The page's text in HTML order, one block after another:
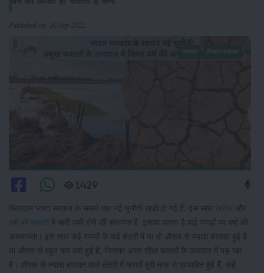
Published on: 26-Sep-2022
1429
फिलहाल भारत सरकार के सामने एक नई चुनौती खड़ी हो गई है, इस साल खरीफ
और
रबी की फसलों में भारी कमी होने की संभावना है, इसका कारण है कई जगहों पर वर्षा की
असमानता। इस साल कई राज्यों के कई क्षेत्रों में या तो औसत से ज्यादा बरसात हुई है
या औसत से बहुत कम वर्षा हुई है, जिसका असर सीधा फसलों के उत्पादन में पड़ रहा
है। औसत से ज्यादा बरसात वाले क्षेत्रों में फसलें बुरी तरह से प्रभावित हुई हैं, कई